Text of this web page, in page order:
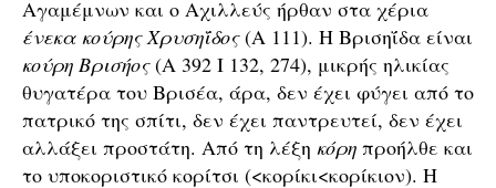
Αγαμέμνων και ο Αχιλλεύς ήρθαν στα χέρια
ένεκα κούρης Χρυσηΐδος(Α 111). Η Βρισηΐδα είναι
κούρη Βρισήος(Α 392 Ι 132, 274), μικρής ηλικίας
θυγατέρα του Βρισέα, άρα, δεν έχει φύγει από το
πατρικό της σπίτι, δεν έχει παντρευτεί, δεν έχει
αλλάξει προστάτη. Από τη λέξη κόρη προήλθε και
το υποκοριστικό κορίτσι (<κορίκι<κορίκιον). Η